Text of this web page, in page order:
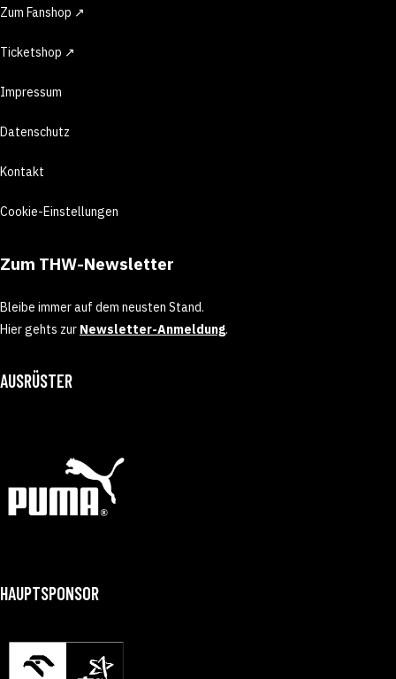
Zum Fanshop ↗
Ticketshop ↗
Impressum
Datenschutz
Kontakt
Cookie-Einstellungen
Zum THW-Newsletter
Bleibe immer auf dem neusten Stand.
Hier gehts zur Newsletter-Anmeldung.
AUSRÜSTER
HAUPTSPONSOR